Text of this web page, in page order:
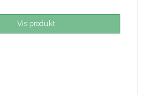
Vis produkt